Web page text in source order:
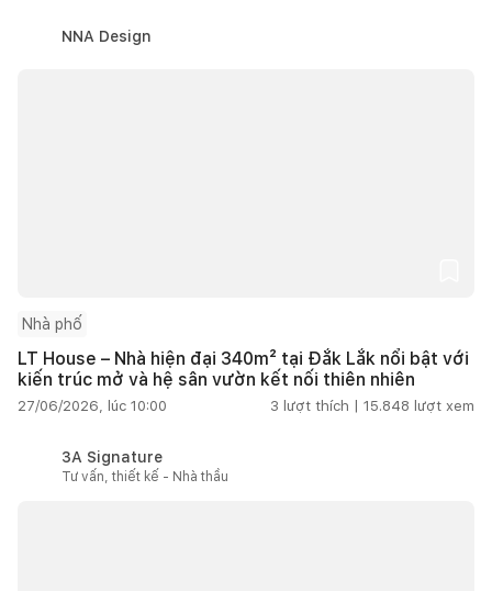
NNA Design
Nhà phố
LT House – Nhà hiện đại 340m² tại Đắk Lắk nổi bật với
kiến trúc mở và hệ sân vườn kết nối thiên nhiên
27/06/2026, lúc 10:00 3 lượt thích | 15.848 lượt xem
3A Signature
Tư vấn, thiết kế - Nhà thầu